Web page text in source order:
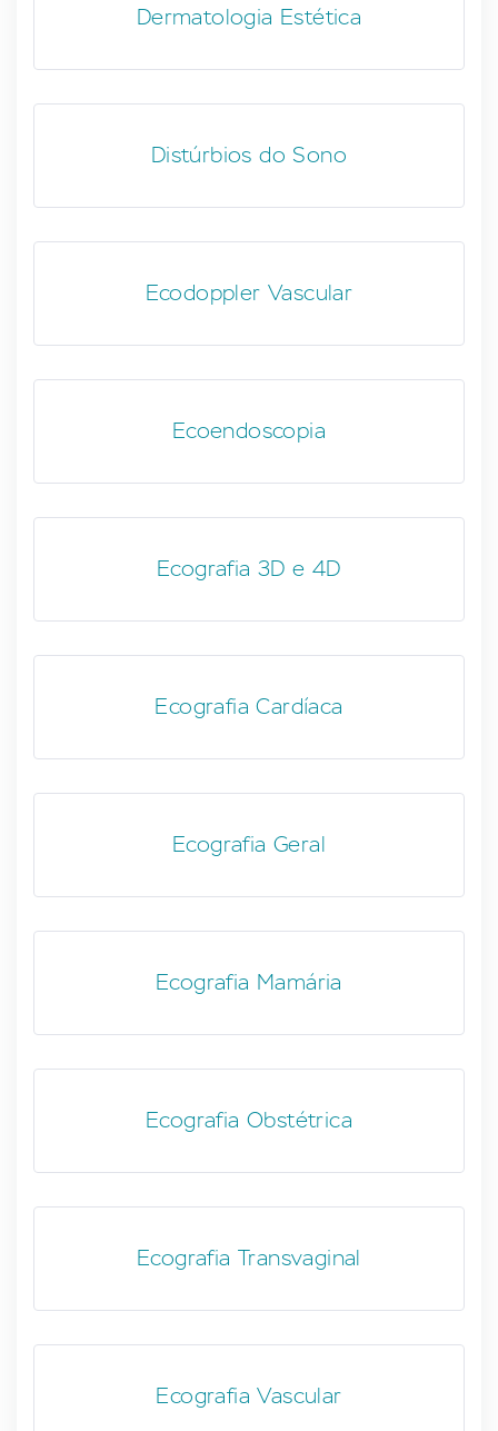
Dermatologia Estética
Distúrbios do Sono
Ecodoppler Vascular
Ecoendoscopia
Ecografia 3D e 4D
Ecografia Cardíaca
Ecografia Geral
Ecografia Mamária
Ecografia Obstétrica
Ecografia Transvaginal
Ecografia Vascular